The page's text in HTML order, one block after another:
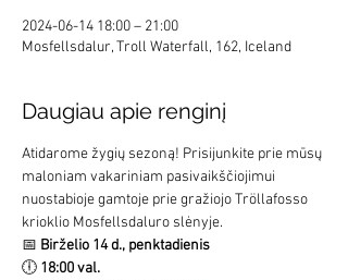
2024-06-14 18:00 – 21:00
Mosfellsdalur, Troll Waterfall, 162, Iceland
Daugiau apie renginį
Atidarome žygių sezoną! Prisijunkite prie mūsų
maloniam vakariniam pasivaikščiojimui
nuostabioje gamtoje prie gražiojo Tröllafosso
krioklio Mosfellsdaluro slėnyje.
📅 Birželio 14 d., penktadienis
🕕 18:00 val.